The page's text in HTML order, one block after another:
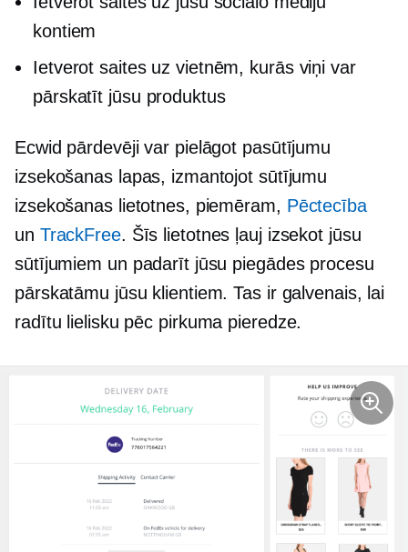
kontiem
Ietverot saites uz vietnēm, kurās viņi var
pārskatīt jūsu produktus
Ecwid pārdevēji var pielāgot pasūtījumu
izsekošanas lapas, izmantojot sūtījumu
izsekošanas lietotnes, piemēram, Pēctecība
un TrackFree. Šīs lietotnes ļauj izsekot jūsu
sūtījumiem un padarīt jūsu piegādes procesu
pārskatāmu jūsu klientiem. Tas ir galvenais, lai
radītu lielisku pēc pirkuma pieredze.